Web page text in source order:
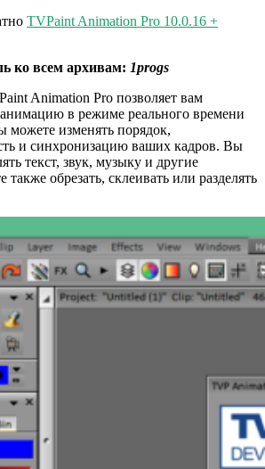
TVPaint Animation Pro 10.0.16 +
ко всем архивам: 1progs
Animation Pro позволяет вам
в режиме реального времени
можете изменять порядок,
и синхронизацию ваших кадров. Вы
текст, звук, музыку и другие
обрезать, склеивать или разделять